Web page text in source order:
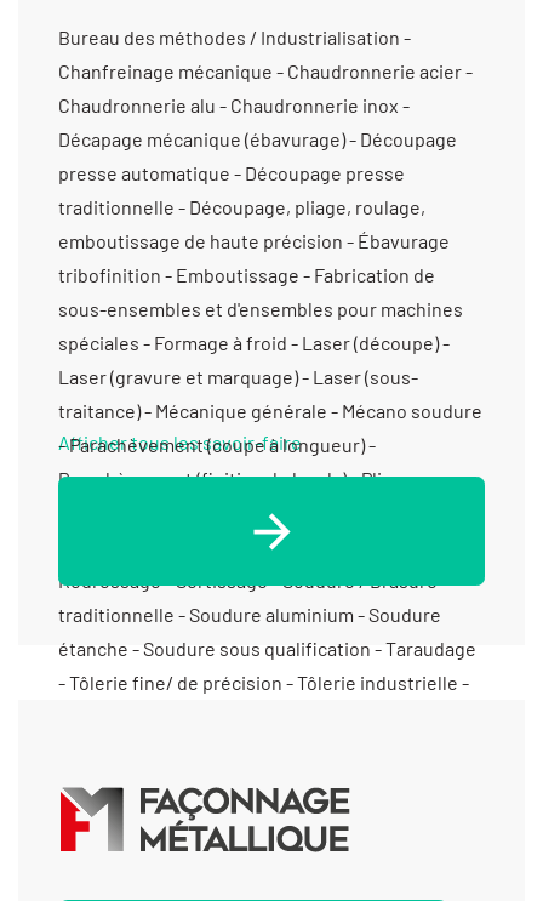
Bureau des méthodes / Industrialisation - Chanfreinage mécanique - Chaudronnerie acier - Chaudronnerie alu - Chaudronnerie inox - Décapage mécanique (ébavurage) - Découpage presse automatique - Découpage presse traditionnelle - Découpage, pliage, roulage, emboutissage de haute précision - Ébavurage tribofinition - Emboutissage - Fabrication de sous-ensembles et d'ensembles pour machines spéciales - Formage à froid - Laser (découpe) - Laser (gravure et marquage) - Laser (sous-traitance) - Mécanique générale - Mécano soudure - Parachèvement (coupe à longueur) - Parachèvement (finition de bords) - Pliage - Prototypes (conception) - Prototypes (fabrication petite série) - Prototypes (fabrication) - Redressage - Sertissage - Soudure / Brasure traditionnelle - Soudure aluminium - Soudure étanche - Soudure sous qualification - Taraudage - Tôlerie fine/ de précision - Tôlerie industrielle - Tournage 2 axes - Tournage 3 axes - Tournage petite série (de 11 à 1000 pièces) - Tournage prototype et unitaire (< 10 pièces) - Usinage / 3 axes / moyenne série (de 1001 à 10 000 pièces) > 1000 cm3 - Usinage / 3 axes / moyenne série (de 1001 à 10 000 pièces) entre 350 cm3 et 1000 cm3 -
Afficher tous les savoir-faire